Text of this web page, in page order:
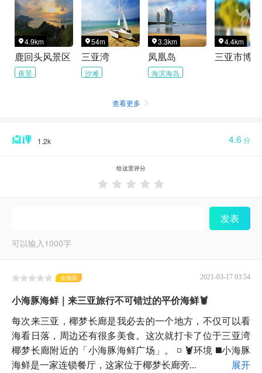
4.9km
鹿回头风景区
夜景
54m
三亚湾
沙滩
3.3km
凤凰岛
海滨海岛
4.4km
三亚市博
查看更多 
1.2k 4.6分
给这里评分
    
发表
可以输入1000字
2021-03-17 03:54
金骆驼
小海豚海鲜｜来三亚旅行不可错过的平价海鲜🦞
每次来三亚，椰梦长廊是我必去的一个地方，不仅可以看
海看日落，周边还有很多美食。这次就打卡了位于三亚湾
椰梦长廊附近的「小海豚海鲜广场」。 ◽️ 🦞环境 ◼️小海豚
海鲜是一家连锁餐厅，这家位于椰梦长廊旁...
展开